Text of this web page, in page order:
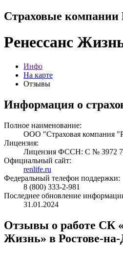
Страховые компании
Ренессанс
Инфо
На карте
Отзывы
Информация о
Полное наименование:
ООО "Страховая компания
Лицензия:
Лицензия ФССН: С № 3972
Официальный сайт:
renlife.ru
Федеральный телефон поддержки:
8 (800) 333-2-981
Последнее обновление
31.01.2024
Отзывы о работе СК
Жизнь» в Ростове-